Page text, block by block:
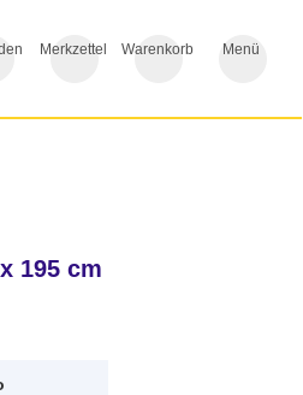
Merkzettel Warenkorb Menü
195 cm